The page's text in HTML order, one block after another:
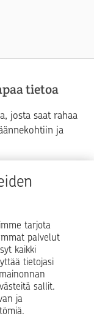
tarjota
palvelut
kaikki
tietojasi
sallit.
ja
tietoa
josta saat rahaa
ja